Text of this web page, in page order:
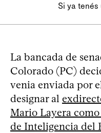
Si ya
La bancada de
Colorado (PC)
venia enviada por
designar al
Mario Layera
de Inteligencia del